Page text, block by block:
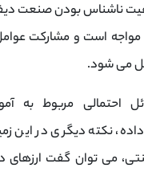
ناشناس‌ بودن صنعت
است و مشارکت
می شود.
نکته دیگری در این
می توان گفت ارزهای